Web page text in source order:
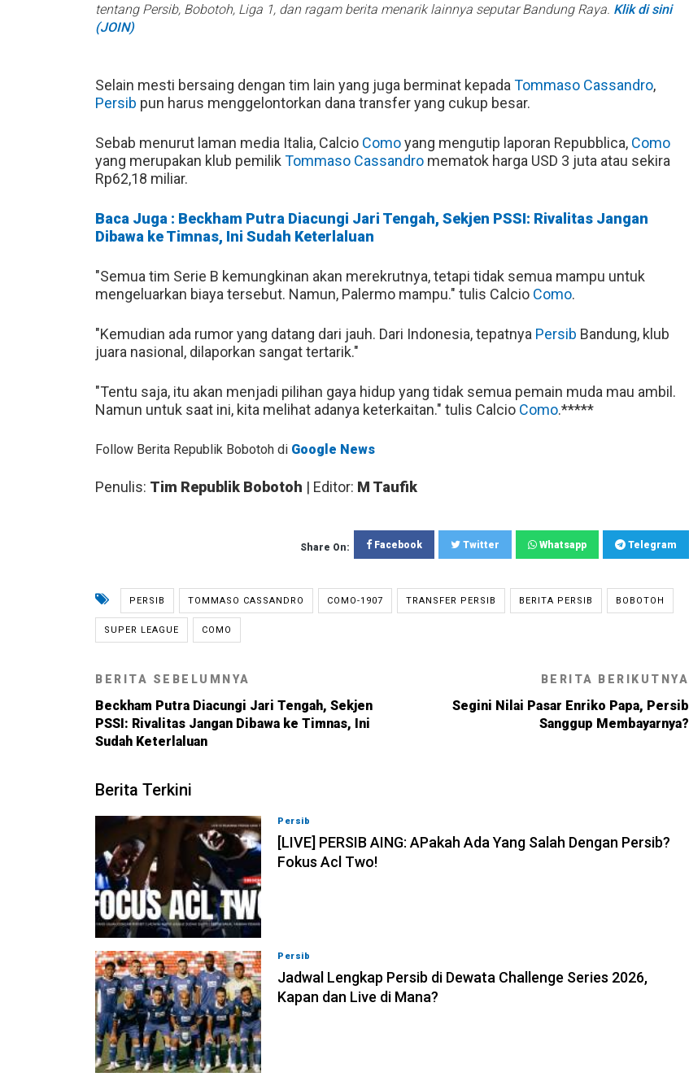
tentang Persib, Bobotoh, Liga 1, dan ragam berita menarik lainnya seputar Bandung Raya. Klik di sini
(JOIN)
Selain mesti bersaing dengan tim lain yang juga berminat kepada Tommaso Cassandro,
Persib pun harus menggelontorkan dana transfer yang cukup besar.
Sebab menurut laman media Italia, Calcio Comoyang mengutip laporan Repubblica, Como
yang merupakan klub pemilik Tommaso Cassandro mematok harga USD 3 juta atau sekira
Rp62,18 miliar.
Baca Juga : Beckham Putra Diacungi Jari Tengah, Sekjen PSSI: Rivalitas Jangan
Dibawa ke Timnas, Ini Sudah Keterlaluan
"Semua tim Serie B kemungkinan akan merekrutnya, tetapi tidak semua mampu untuk
mengeluarkan biaya tersebut. Namun, Palermo mampu." tulis Calcio Como.
"Kemudian ada rumor yang datang dari jauh. Dari Indonesia, tepatnya Persib Bandung, klub
juara nasional, dilaporkan sangat tertarik."
"Tentu saja, itu akan menjadi pilihan gaya hidup yang tidak semua pemain muda mau ambil.
Namun untuk saat ini, kita melihat adanya keterkaitan." tulis Calcio Como.*****
Follow Berita Republik Bobotoh di Google News
Penulis: Tim Republik Bobotoh | Editor: M Taufik
Share On: Facebook Twitter Whatsapp Telegram
PERSIB TOMMASO CASSANDRO COMO-1907 TRANSFER PERSIB BERITA PERSIB BOBOTOH
SUPER LEAGUE COMO
BERITA SEBELUMNYA
Beckham Putra Diacungi Jari Tengah, Sekjen
PSSI: Rivalitas Jangan Dibawa ke Timnas, Ini
Sudah Keterlaluan
BERITA BERIKUTNYA
Segini Nilai Pasar Enriko Papa, Persib
Sanggup Membayarnya?
Berita Terkini
Persib
[LIVE] PERSIB AING: APakah Ada Yang Salah Dengan Persib?
Fokus Acl Two!
Persib
Jadwal Lengkap Persib di Dewata Challenge Series 2026,
Kapan dan Live di Mana?